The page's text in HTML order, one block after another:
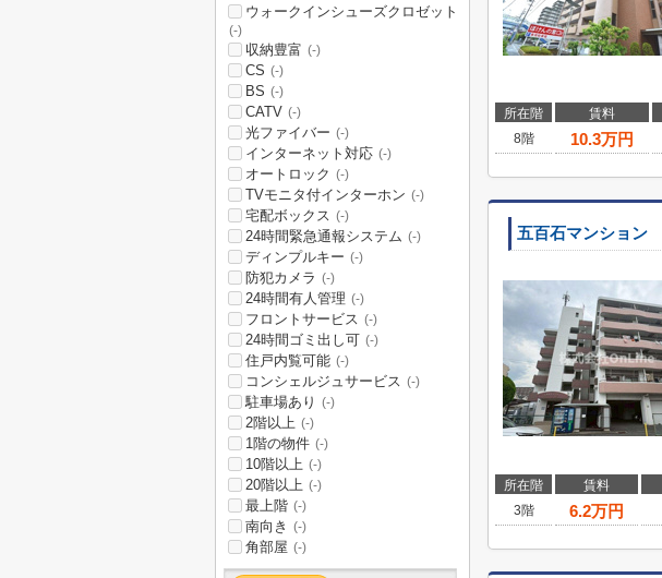
所在階 賃料
8階
10.3万円
五百石マンション
所在階 賃料
3階
6.2万円
ウォークインシューズクロゼット
(-)
収納豊富 (-)
CS (-)
BS (-)
CATV (-)
光ファイバー (-)
インターネット対応 (-)
オートロック (-)
TVモニタ付インターホン (-)
宅配ボックス (-)
24時間緊急通報システム (-)
ディンプルキー (-)
防犯カメラ (-)
24時間有人管理 (-)
フロントサービス (-)
24時間ゴミ出し可 (-)
住戸内覧可能 (-)
コンシェルジュサービス (-)
駐車場あり (-)
2階以上 (-)
1階の物件 (-)
10階以上 (-)
20階以上 (-)
最上階 (-)
南向き (-)
角部屋 (-)